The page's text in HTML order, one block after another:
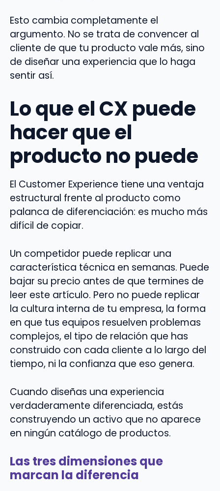
Esto cambia completamente el
argumento. No se trata de convencer al
cliente de que tu producto vale más, sino
de diseñar una experiencia que lo haga
sentir así.
Lo que el CX puede
hacer que el
producto no puede
El Customer Experience tiene una ventaja
estructural frente al producto como
palanca de diferenciación: es mucho más
difícil de copiar.
Un competidor puede replicar una
característica técnica en semanas. Puede
bajar su precio antes de que termines de
leer este artículo. Pero no puede replicar
la cultura interna de tu empresa, la forma
en que tus equipos resuelven problemas
complejos, el tipo de relación que has
construido con cada cliente a lo largo del
tiempo, ni la confianza que eso genera.
Cuando diseñas una experiencia
verdaderamente diferenciada, estás
construyendo un activo que no aparece
en ningún catálogo de productos.
Las tres dimensiones que
marcan la diferencia